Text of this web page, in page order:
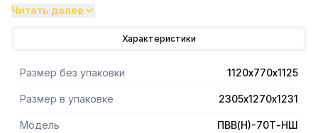
торговли.
- Диапазон температуры плавно регулируется от 1 до 10
большую полезную площадь и используется для
выкладки блюд и напитков.
- Основание витрины представляет собой охлаждаемую
ванну с набором гастроемкостей, предназначенных для
Читать далее
Характеристики
Размер без упаковки 1120х770х1125
Размер в упаковке 2305х1270х1231
Модель ПВВ(Н)-70Т-НШ